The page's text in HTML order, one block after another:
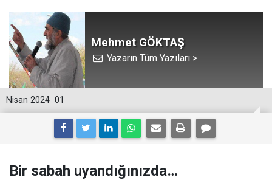
Mehmet GÖKTAŞ
Yazarın Tüm Yazıları >
01
Nisan 2024
Bir sabah uyandığınızda…